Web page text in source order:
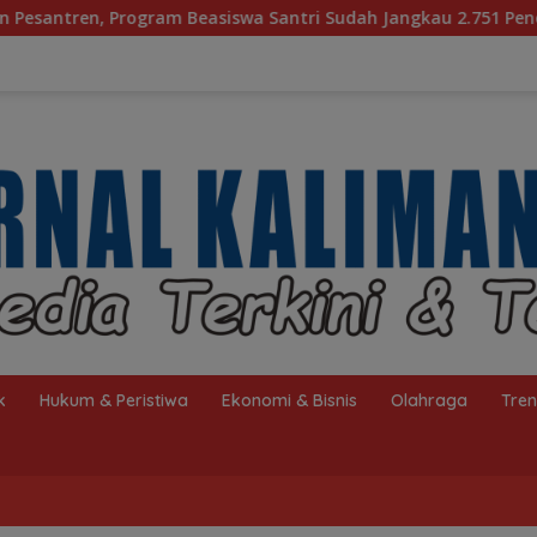
Sudah Jangkau 2.751 Penerima Bagaimana KIP
Hukum & Peristiwa Ekonomi & Bisnis Olahraga